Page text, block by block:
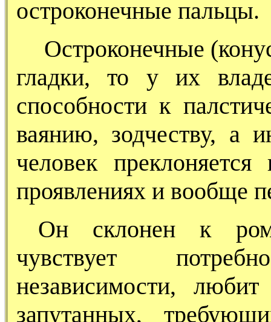
остроконечные пальцы.
Остроконечные
гладки, то у их
способности к
ваянию, зодчеству, а
человек
проявлениях и вообще
Он склонен к
чувствует
независимости,
запутанных,